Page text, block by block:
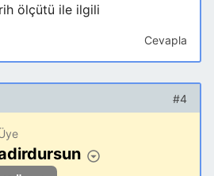
ölçütü ile ilgili
Cevapla
#4